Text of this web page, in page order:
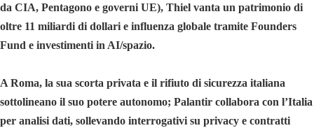
da CIA, Pentagono e governi UE), Thiel vanta un patrimonio di
oltre 11 miliardi di dollari e influenza globale tramite Founders
Fund e investimenti in AI/spazio.
A Roma, la sua scorta privata e il rifiuto di sicurezza italiana
sottolineano il suo potere autonomo; Palantir collabora con l’Italia
per analisi dati, sollevando interrogativi su privacy e contratti